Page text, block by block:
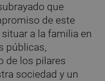
que
de este
a la familia en
públicas,
de los pilares
sociedad y un